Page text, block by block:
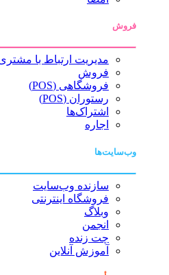
فروش
مدیریت ارتباط با مشتری (CRM)
فروش
فروشگاهی (POS)
رستوران (POS)
اشتراک‌ها
اجاره
وب‌سایت‌ها
سازنده وب‌سایت
فروشگاه اینترنتی
وبلاگ
انجمن
چت زنده
آموزش آنلاین